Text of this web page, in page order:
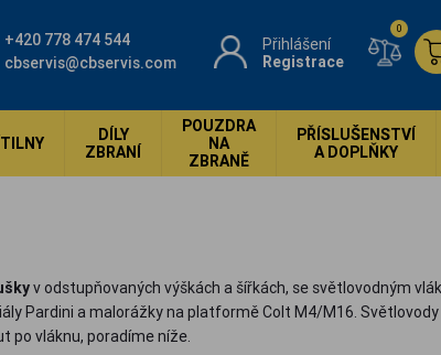
+420 778 474 544
cbservis@cbservis.com
Přihlášení
Registrace
0
DÍLY
ZBRANÍ
POUZDRA
NA
ZBRANĚ
PŘÍSLUŠENSTVÍ
A DOPLŇKY
v odstupňovaných výškách a šířkách, se světlovodným
Pardini a malorážky na platformě Colt M4/M16. Světlovody
po vláknu, poradíme níže.